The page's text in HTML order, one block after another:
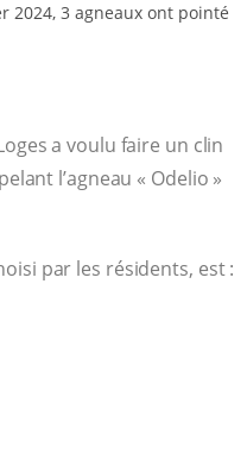
2024, 3 agneaux ont pointé
a voulu faire un clin
l’agneau « Odelio »
par les résidents, est :
!